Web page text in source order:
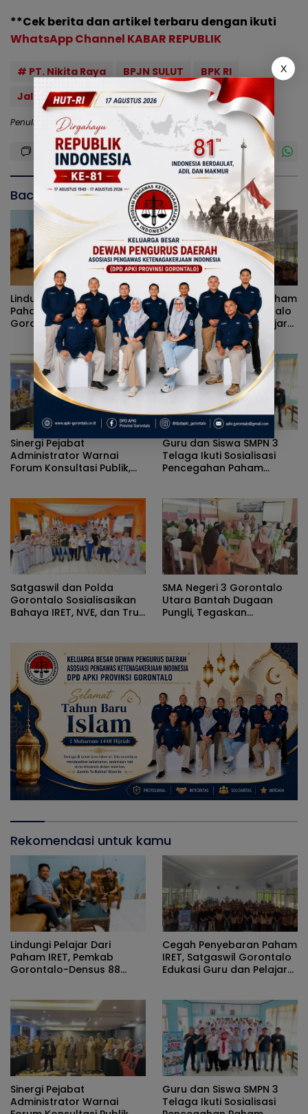
**Cek berita dan artikel terbaru dengan ikuti
WhatsApp Channel KABAR REPUBLIK
# PT. Nikita Raya BPJN SULUT
BPK RI
Jalan Rumbia - Buyat
Penulis: RTB
Baca Juga
Lindungi Pelajar Dari
Paham IRET, Pemkab
Gorontalo-Densus 88
Antiteror Polri Siapkan Tim
Terpadu
Cegah Penyebaran Paham
IRET, Satgaswil Gorontalo
Edukasi Guru dan Pelajar
SMAN 1 Kabila
Sinergi Pejabat
Administrator Warnai
Forum Konsultasi Publik,
Pelayanan
Guru dan Siswa SMPN 3
Telaga Ikuti Sosialisasi
Pencegahan Paham
Satgaswil dan Polda
Gorontalo Sosialisasikan
Bahaya IRET, NVE, dan True
SMA Negeri 3 Gorontalo
Utara Bantah Dugaan
Pungli, Tegaskan
Orang Tua dan Komite
Rekomendasi untuk kamu
Lindungi Pelajar Dari
Paham IRET, Pemkab
Gorontalo-Densus 88
Cegah Penyebaran Paham
IRET, Satgaswil Gorontalo
Edukasi Guru dan Pelajar
Sinergi Pejabat
Administrator Warnai
Guru dan Siswa SMPN 3
Telaga Ikuti Sosialisasi
X